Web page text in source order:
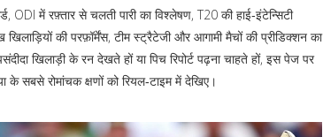
में रफ़्तार से चलती पारी का विश्लेषण, T20 की हाई‑इंटेन्सिटी
की परफ़ॉर्मेंस, टीम स्ट्रैटेजी और आगामी मैचों की प्रीडिक्शन का
खिलाड़ी के रन देखते हों या पिच रिपोर्ट पढ़ना चाहते हों, इस पेज पर
सबसे रोमांचक क्षणों को रियल‑टाइम में देखिए।